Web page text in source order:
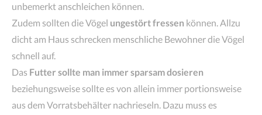
unbemerkt anschleichen können.
Zudem sollten die Vögel ungestört fressen können. Allzu
dicht am Haus schrecken menschliche Bewohner die Vögel
schnell auf.
Das Futter sollte man immer sparsam dosieren
beziehungsweise sollte es von allein immer portionsweise
aus dem Vorratsbehälter nachrieseln. Dazu muss es